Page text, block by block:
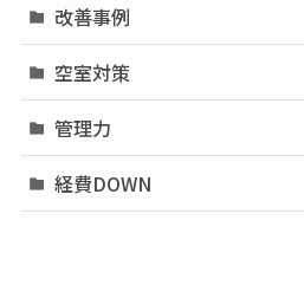
改善事例
空室対策
管理力
経費DOWN